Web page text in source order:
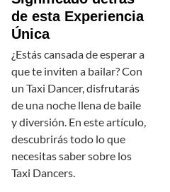
de esta Experiencia
Única
¿Estás cansada de esperar a
que te inviten a bailar? Con
un Taxi Dancer, disfrutarás
de una noche llena de baile
y diversión. En este artículo,
descubrirás todo lo que
necesitas saber sobre los
Taxi Dancers.